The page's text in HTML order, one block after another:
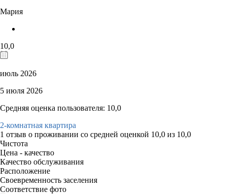
Мария
10,0
июль 2026
5 июля 2026
Средняя оценка пользователя: 10,0
2-комнатная квартира
1 отзыв о проживании со средней оценкой 10,0 из 10,0
Чистота
Цена - качество
Качество обслуживания
Расположение
Своевременность заселения
Соответствие фото